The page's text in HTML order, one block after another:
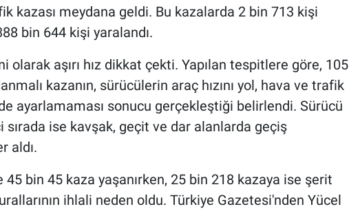
kazası meydana geldi. Bu kazalarda 2 bin 713 kişi
bin 644 kişi yaralandı.
olarak aşırı hız dikkat çekti. Yapılan tespitlere göre, 105
kazanın, sürücülerin araç hızını yol, hava ve trafik
ayarlamaması sonucu gerçekleştiği belirlendi. Sürücü
sırada ise kavşak, geçit ve dar alanlarda geçiş
aldı.
bin 45 kaza yaşanırken, 25 bin 218 kazaya ise şerit
ihlali neden oldu. Türkiye Gazetesi'nden Yücel